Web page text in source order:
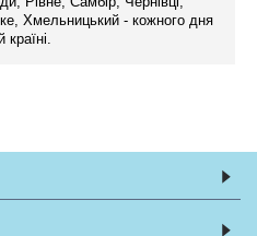
Хмельницький - кожного дня